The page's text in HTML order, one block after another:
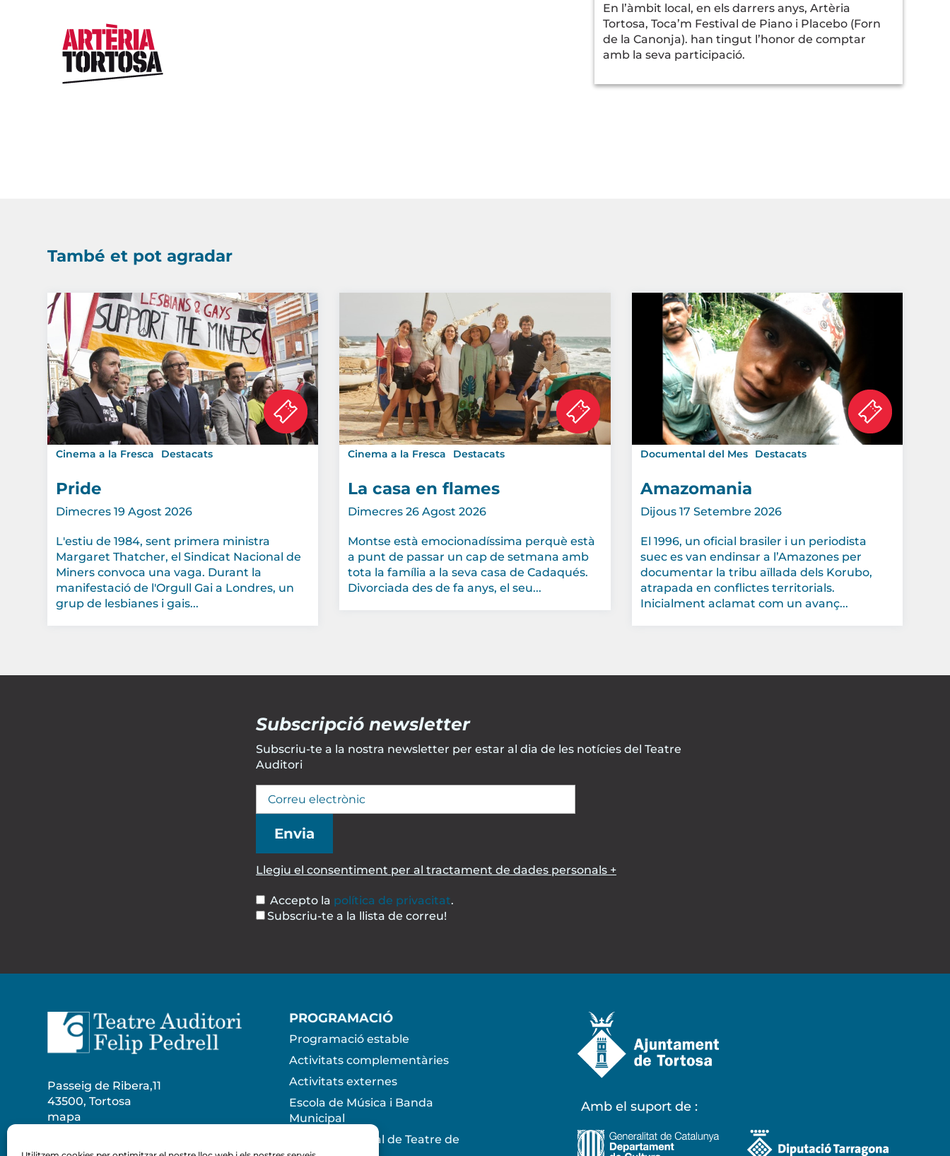
En l’àmbit local, en els darrers anys, Artèria
Tortosa, Toca’m Festival de Piano i Placebo (Forn
de la Canonja). han tingut l’honor de comptar
amb la seva participació.
També et pot agradar
Cinema a la Fresca Destacats
Pride
Dimecres 19 Agost 2026
L'estiu de 1984, sent primera ministra
Margaret Thatcher, el Sindicat Nacional de
Miners convoca una vaga. Durant la
manifestació de l'Orgull Gai a Londres, un
grup de lesbianes i gais...
Cinema a la Fresca Destacats
La casa en flames
Dimecres 26 Agost 2026
Montse està emocionadíssima perquè està
a punt de passar un cap de setmana amb
tota la família a la seva casa de Cadaqués.
Divorciada des de fa anys, el seu...
Documental del Mes Destacats
Amazomania
Dijous 17 Setembre 2026
El 1996, un oficial brasiler i un periodista
suec es van endinsar a l’Amazones per
documentar la tribu aïllada dels Korubo,
atrapada en conflictes territorials.
Inicialment aclamat com un avanç...
Subscripció newsletter
Subscriu-te a la nostra newsletter per estar al dia de les notícies del Teatre
Auditori
Llegiu el consentiment per al tractament de dades personals +
Accepto la política de privacitat.
Subscriu-te a la llista de correu!
Passeig de Ribera,11
43500, Tortosa
mapa
PROGRAMACIÓ
Programació estable
Activitats complementàries
Activitats externes
Escola de Música i Banda
Municipal
Escola Municipal de Teatre de
Amb el suport de :